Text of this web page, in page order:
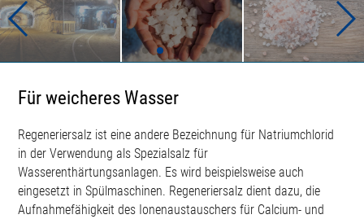
Für weicheres Wasser
Regeneriersalz ist eine andere Bezeichnung für Natriumchlorid
in der Verwendung als Spezi­alsalz für
Wasserenthärtungsanlagen. Es wird beispielsweise auch
eingesetzt in Spülmaschi­nen. Regeneriersalz dient dazu, die
Aufnahmefähigkeit des Ionenaustauschers für Calcium- und